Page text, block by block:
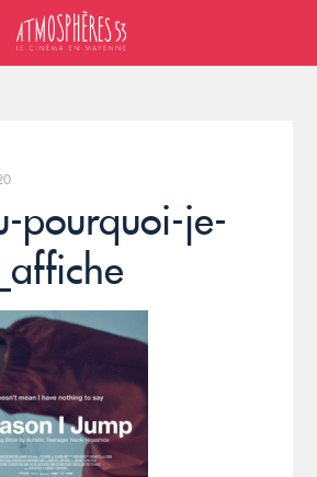
pourquoi-je-